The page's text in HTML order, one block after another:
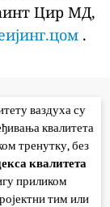
Цир МД,
.
ваздуха су
квалитета
тренутку, без
квалитета
приликом
тим или